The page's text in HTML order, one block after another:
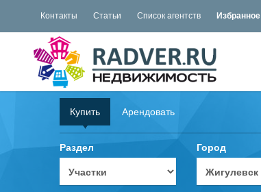
Контакты Статьи Список агентств Избранное
Купить Арендовать
Раздел Город